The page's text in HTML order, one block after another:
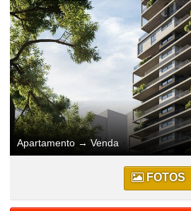
Apartamento → Venda
FOTOS